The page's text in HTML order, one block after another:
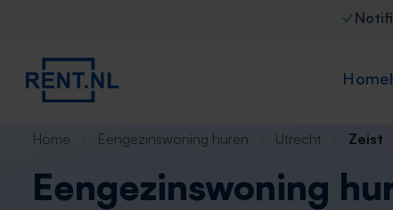
Home
Home Eengezinswoning huren Utrecht Zeist
Eengezinswoning